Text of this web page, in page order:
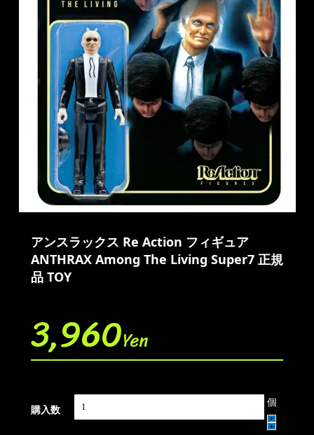
アンスラックス Re Action フィギュア
ANTHRAX Among The Living Super7 正規
品 TOY
3,960Yen
購入数
個